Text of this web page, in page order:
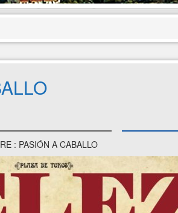
: PASIÓN A CABALLO